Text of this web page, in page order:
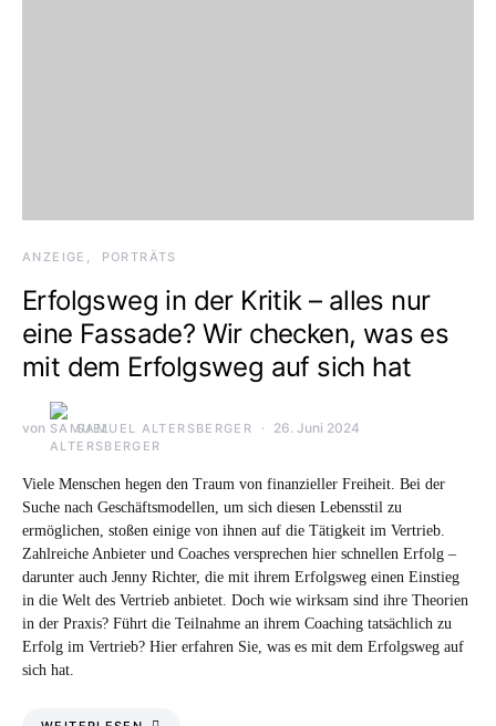
ANZEIGE PORTRÄTS
Erfolgsweg in der Kritik – alles nur
eine Fassade? Wir checken, was es
mit dem Erfolgsweg auf sich hat
von SAMUEL ALTERSBERGER 26. Juni 2024
Viele Menschen hegen den Traum von finanzieller Freiheit. Bei der
Suche nach Geschäftsmodellen, um sich diesen Lebensstil zu
ermöglichen, stoßen einige von ihnen auf die Tätigkeit im Vertrieb.
Zahlreiche Anbieter und Coaches versprechen hier schnellen Erfolg –
darunter auch Jenny Richter, die mit ihrem Erfolgsweg einen Einstieg
in die Welt des Vertrieb anbietet. Doch wie wirksam sind ihre Theorien
in der Praxis? Führt die Teilnahme an ihrem Coaching tatsächlich zu
Erfolg im Vertrieb? Hier erfahren Sie, was es mit dem Erfolgsweg auf
sich hat.